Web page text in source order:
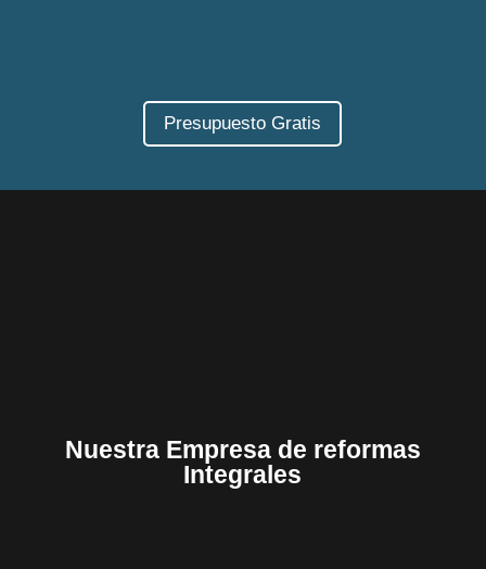
Presupuesto Gratis
Nuestra Empresa de reformas
Integrales